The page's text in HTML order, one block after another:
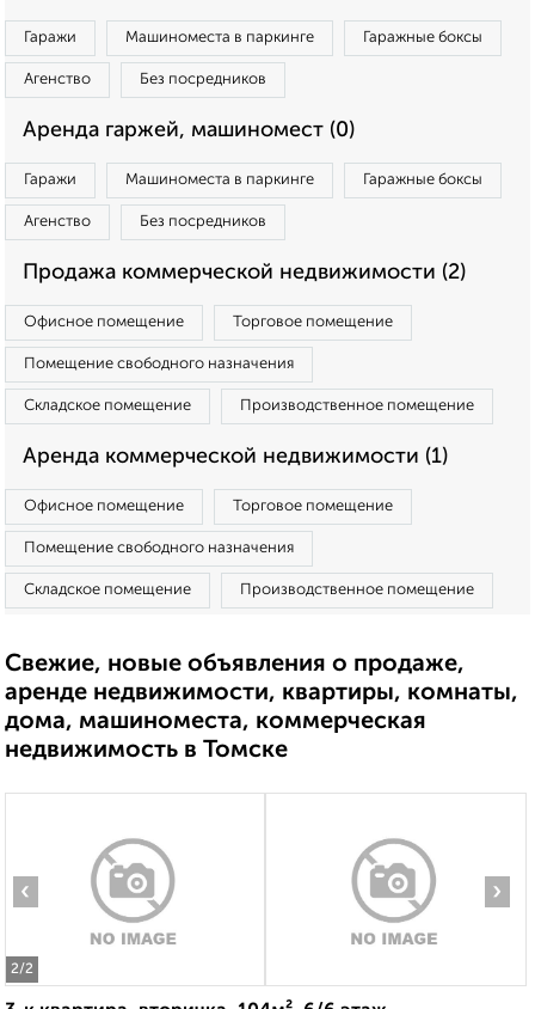
Гаражи Машиноместа в паркинге Гаражные боксы
Агенство Без посредников
Аренда гаржей, машиномест (0)
Гаражи Машиноместа в паркинге Гаражные боксы
Агенство Без посредников
Продажа коммерческой недвижимости (2)
Офисное помещение Торговое помещение
Помещение свободного назначения
Складское помещение Производственное помещение
Аренда коммерческой недвижимости (1)
Офисное помещение Торговое помещение
Помещение свободного назначения
Складское помещение Производственное помещение
Свежие, новые объявления о продаже,
аренде недвижимости, квартиры, комнаты,
дома, машиноместа, коммерческая
недвижимость в Томске
2/2
‹ ›